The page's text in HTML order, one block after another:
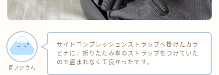
青フジさん
サイドコンプレッションストラップへ掛けたカラ
ビナに、折りたたみ傘のストラップをつけていた
ので盗まれなくて良かったです。